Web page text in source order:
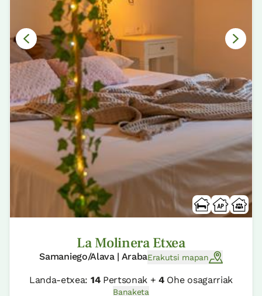
La Molinera Etxea
Samaniego/Alava | ArabaErakutsi mapan
Landa-etxea: 14Pertsonak +4Ohe osagarriak
Banaketa